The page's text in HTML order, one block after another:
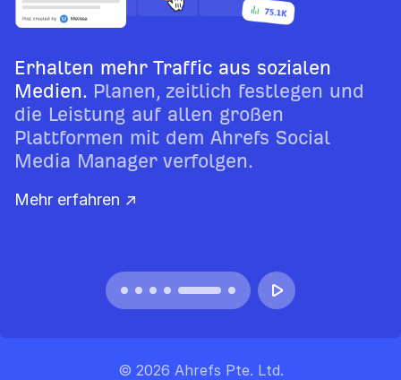
Erhalten mehr Traffic aus sozialen
Medien. Planen, zeitlich festlegen und
die Leistung auf allen großen
Plattformen mit dem Ahrefs Social
Media Manager verfolgen.
Mehr erfahren ↗
© 2026 Ahrefs Pte. Ltd.